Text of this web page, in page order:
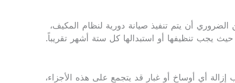
أن يتم تنفيذ صيانة دورية لنظام المكيف،
يجب تنظيفها أو استبدالها كل ستة أشهر تقريباً.
أي أوساخ أو غبار قد يتجمع على هذه الأجزاء،